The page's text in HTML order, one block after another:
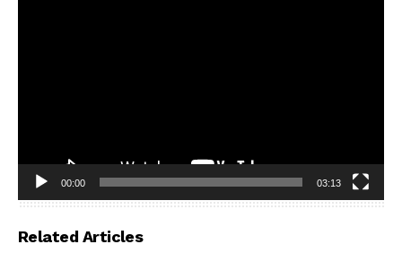
Player
00:00 03:13
Related Articles